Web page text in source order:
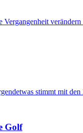
stimmt mit
Golf